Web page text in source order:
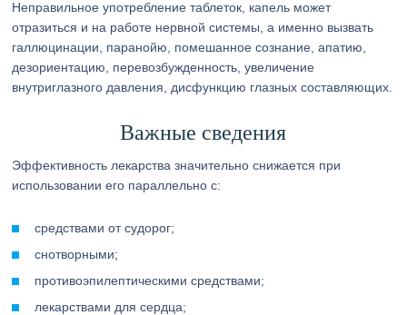
Неправильное употребление таблеток, капель может
отразиться и на работе нервной системы, а именно вызвать
галлюцинации, паранойю, помешанное сознание, апатию,
дезориентацию, перевозбужденность, увеличение
внутриглазного давления, дисфункцию глазных составляющих.
Важные сведения
Эффективность лекарства значительно снижается при
использовании его параллельно с:
средствами от судорог;
снотворными;
противоэпилептическими средствами;
лекарствами для сердца;